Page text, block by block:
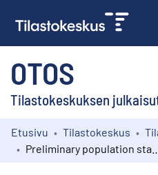
OTOS
Tilastokeskuksen
Kokoelmat
Etusivu Tilastokeskus